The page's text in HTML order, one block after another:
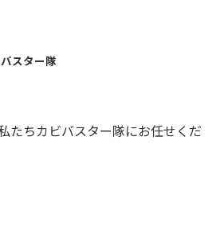
スター隊
たちカビバスター隊にお任せくだ